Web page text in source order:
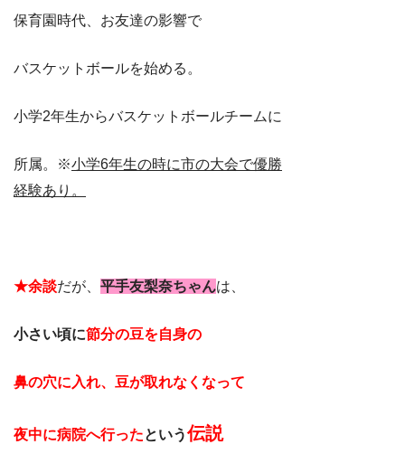
保育園時代、お友達の影響で
バスケットボールを始める。
小学2年生からバスケットボールチームに
所属。※小学6年生の時に市の大会で優勝
経験あり。
★余談だが、 平手友梨奈ちゃんは、
小さい頃に節分の豆を自身の
鼻の穴に入れ、豆が取れなくなって
夜中に病院へ行ったという伝説